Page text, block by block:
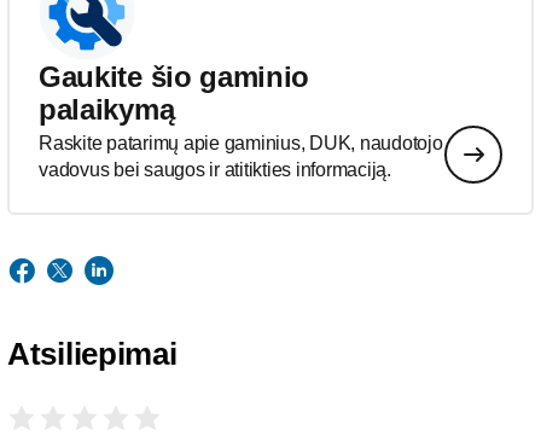
Gaukite šio gaminio
palaikymą
Raskite patarimų apie gaminius, DUK, naudotojo
vadovus bei saugos ir atitikties informaciją.
Atsiliepimai